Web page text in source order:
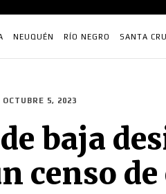
NEUQUÉN RÍO NEGRO SANTA
OCTUBRE 5, 2023
baja
censo